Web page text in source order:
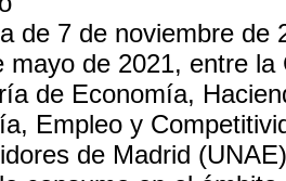
de 7 de noviembre de
mayo de 2021, entre
de Economía,
Empleo y
de Madrid